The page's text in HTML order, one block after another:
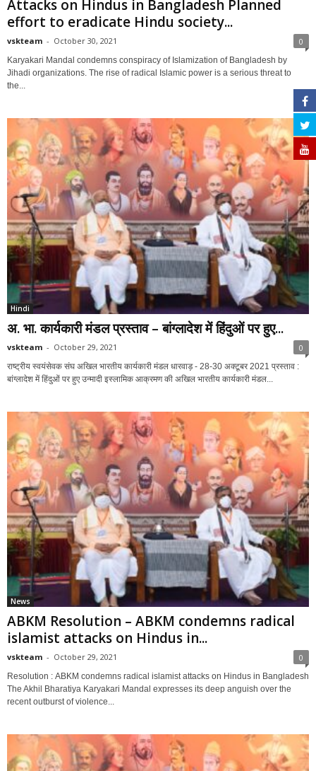
Attacks on Hindus in Bangladesh Planned
effort to eradicate Hindu society...
vskteam - October 30, 2021 0
Karyakari Mandal condemns conspiracy of Islamization of Bangladesh by
Jihadi organizations. The rise of radical Islamic power is a serious threat to
the...
Hindi
अ. भा. कार्यकारी मंडल प्रस्ताव – बांग्लादेश में हिंदुओं पर हुए...
vskteam - October 29, 2021 0
राष्ट्रीय स्वयंसेवक संघ अखिल भारतीय कार्यकारी मंडल धारवाड़ - 28-30 अक्टूबर 2021 प्रस्ताव :
बांग्लादेश में हिंदुओं पर हुए उन्मादी इस्लामिक आक्रमण की अखिल भारतीय कार्यकारी मंडल...
News
ABKM Resolution – ABKM condemns radical
islamist attacks on Hindus in...
vskteam - October 29, 2021 0
Resolution : ABKM condemns radical islamist attacks on Hindus in Bangladesh
The Akhil Bharatiya Karyakari Mandal expresses its deep anguish over the
recent outburst of violence...